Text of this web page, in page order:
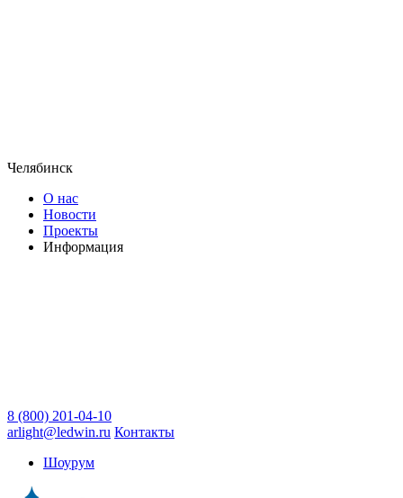
Челябинск
О нас
Новости
Проекты
Информация
8 (800) 201-04-10
arlight@ledwin.ru Контакты
Шоурум